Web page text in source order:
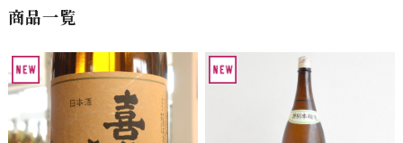
商品一覧